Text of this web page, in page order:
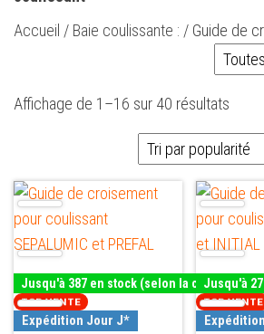
Accueil / Baie coulissante : / Guide de
Affichage de 1–16 sur 40 résultats
Jusqu'à 387 en stock (selon la couleur)
TOP VENTE
Expédition Jour J*
Ce
produit
a
variations.
Les
Jusqu'à
TOP VENTE
Ce
produit
a
variations.
Les